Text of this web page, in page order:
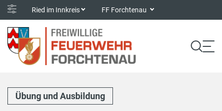
Ried im Innkreis FF Forchtenau
Übung und Ausbildung